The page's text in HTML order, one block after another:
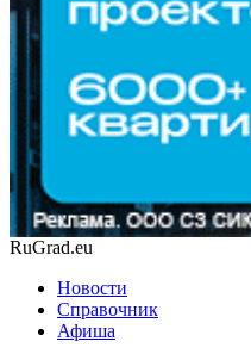
RuGrad.eu
Новости
Справочник
Афиша